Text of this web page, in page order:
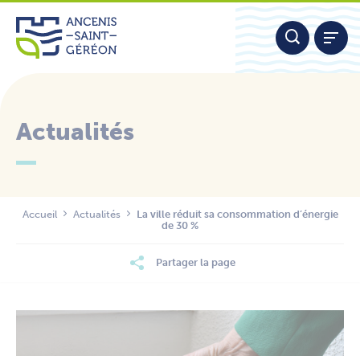
Aller
contenu
Actualités
Accueil Actualités
La ville réduit sa consommation d’énergie
de 30 %
Partager la page
Panneau de gestion des cookies